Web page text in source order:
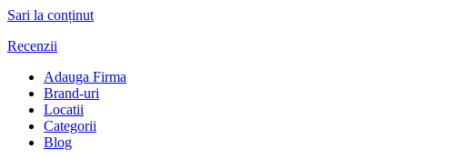
Sari la conținut
Recenzii
Adauga Firma
Brand-uri
Locatii
Categorii
Blog